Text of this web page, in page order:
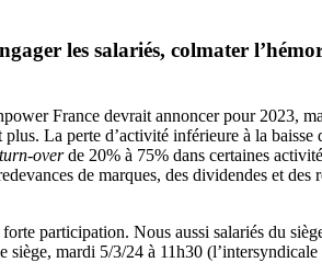
les salariés, colmater
France devrait annoncer pour 2023,
La perte d’activité inférieure à la
turn-overde 20% à 75% dans certaines
de marques, des dividendes et
participation. Nous aussi salariés du
mardi 5/3/24 à 11h30